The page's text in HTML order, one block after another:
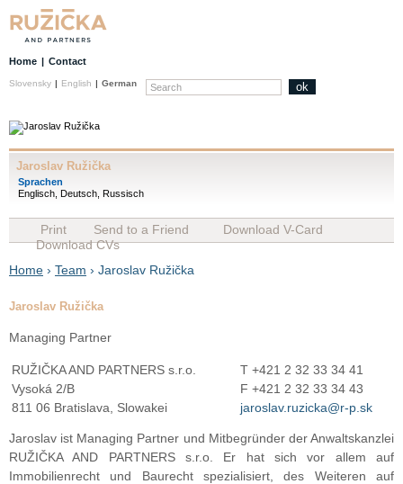
Home | Contact
Slovensky | English | German ok
Jaroslav Ružička
Sprachen
Englisch, Deutsch, Russisch
Print Send to a Friend
Download V-Card
Download CVs
Home › Team › Jaroslav Ružička
Jaroslav Ružička
Managing Partner
RUŽIČKA AND PARTNERS s.r.o.
Vysoká 2/B
811 06 Bratislava, Slowakei
T +421 2 32 33 34 41
F +421 2 32 33 34 43
jaroslav.ruzicka@r-p.sk
Jaroslav ist Managing Partner und Mitbegründer der Anwaltskanzlei
RUŽIČKA AND PARTNERS s.r.o. Er hat sich vor allem auf
Immobilienrecht und Baurecht spezialisiert, des Weiteren auf